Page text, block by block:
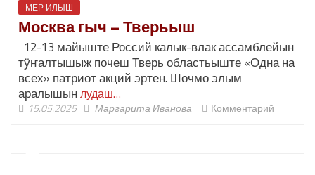
МЕР ИЛЫШ
Москва гыч – Тверьыш
12-13 майыште Россий калык-влак ассамблейын
тӱҥалтышыж почеш Тверь областьыште «Одна на
всех» патриот акций эртен. Шочмо элым
аралышынлудаш…
15.05.2025 Маргарита Иванова Комментарий